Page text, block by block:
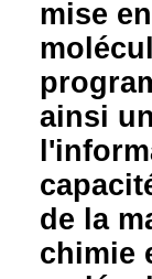
mise
ainsi
de la
chimie